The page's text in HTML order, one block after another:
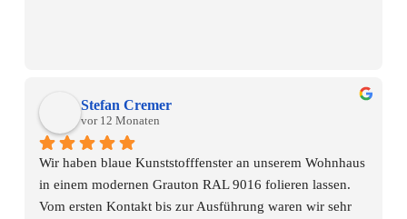
Stefan Cremer
vor 12 Monaten
Wir haben blaue Kunststofffenster an unserem Wohnhaus
in einem modernen Grauton RAL 9016 folieren lassen.
Vom ersten Kontakt bis zur Ausführung waren wir sehr